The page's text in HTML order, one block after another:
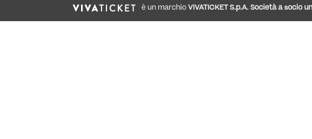
è un marchioVIVATICKET S.p.A. Società a socio